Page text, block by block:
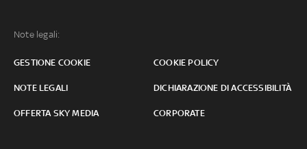
Note legali:
GESTIONE COOKIE COOKIE POLICY
NOTE LEGALI DICHIARAZIONE DI ACCESSIBILITÀ
OFFERTA SKY MEDIA CORPORATE